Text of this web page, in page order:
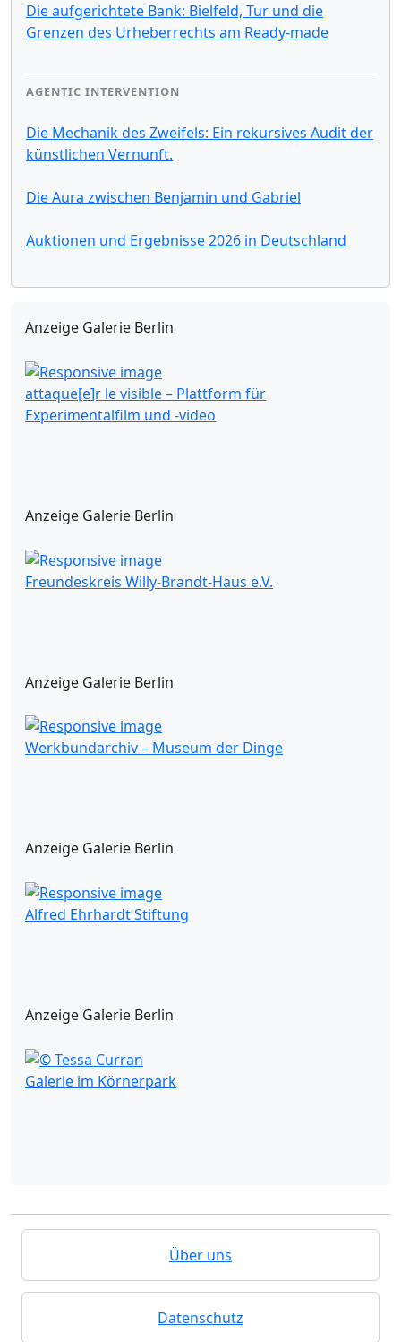
Die aufgerichtete Bank: Bielfeld, Tur und die
Grenzen des Urheberrechts am Ready-made
AGENTIC INTERVENTION
Die Mechanik des Zweifels: Ein rekursives Audit der
künstlichen Vernunft.
Die Aura zwischen Benjamin und Gabriel
Auktionen und Ergebnisse 2026 in Deutschland
Anzeige Galerie Berlin
attaque[e]r le visible – Plattform für
Experimentalfilm und -video
Anzeige Galerie Berlin
Freundeskreis Willy-Brandt-Haus e.V.
Anzeige Galerie Berlin
Werkbundarchiv – Museum der Dinge
Anzeige Galerie Berlin
Alfred Ehrhardt Stiftung
Anzeige Galerie Berlin
Galerie im Körnerpark
Über uns
Datenschutz